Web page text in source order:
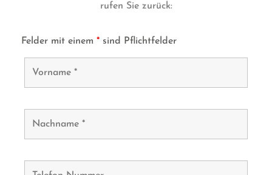
rufen Sie zurück:
Felder mit einem * sind Pflichtfelder